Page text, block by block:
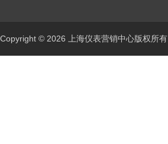
Copyright © 2026 上海仪表营销中心版权所有